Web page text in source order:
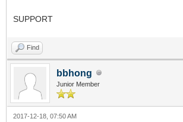
SUPPORT
Find
bbhong
Junior Member
2017-12-18, 07:50 AM